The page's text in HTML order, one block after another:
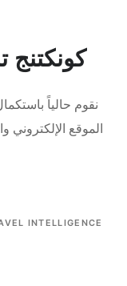
كونكتنج
نقوم حالياً
الموقع
INTELLIGENCE